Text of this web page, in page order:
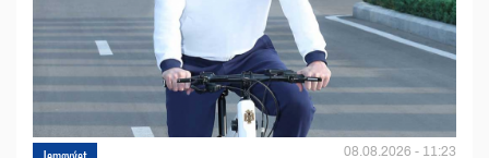
08.08.2026 - 11:23